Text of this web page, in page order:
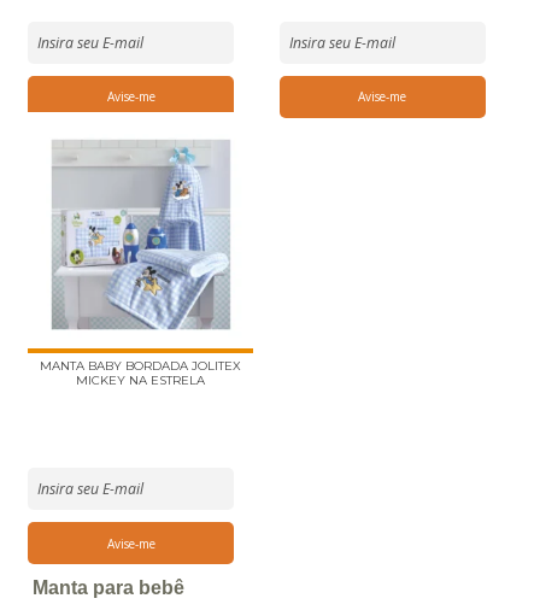
MANTA BABY BORDADA JOLITEX
MICKEY NA ESTRELA
Manta para bebê